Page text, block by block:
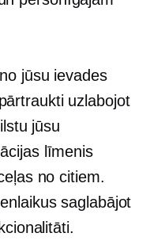
jūsu ievades
uzlabojot
jūsu
līmenis
no citiem.
saglabājot